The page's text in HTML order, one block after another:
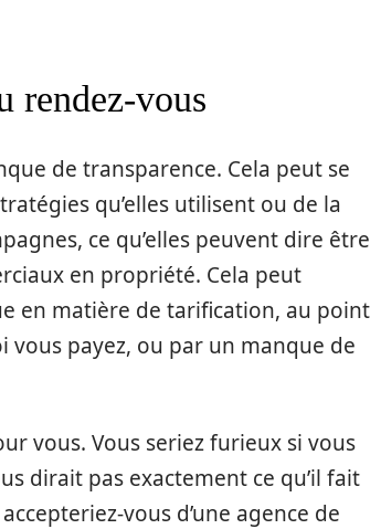
rendez-vous
de transparence. Cela peut se
qu’elles utilisent ou de la
ce qu’elles peuvent dire être
en propriété. Cela peut
en matière de tarification, au point
vous payez, ou par un manque de
vous. Vous seriez furieux si vous
dirait pas exactement ce qu’il fait
vous d’une agence de